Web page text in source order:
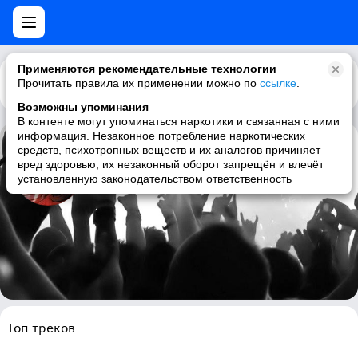
Применяются рекомендательные технологии
Прочитать правила их применении можно по ссылке
Возможны упоминания
В контенте могут упоминаться наркотики и связанная с ними
информация. Незаконное потребление наркотических
средств, психотропных веществ и их аналогов причиняет
вред здоровью, их незаконный оборот запрещён и влечёт
установленную законодательством ответственность
Каталог Рекомендации
Down Low
hip-hop, rap, 90s, pop
Топ треков